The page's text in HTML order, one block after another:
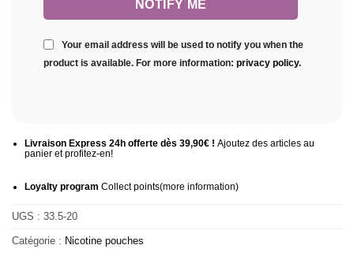
Your email address will be used to notify you when the
product is available. For more information: privacy policy.
Livraison Express 24h offerte dès 39,90€ ! Ajoutez des articles au
panier et profitez-en!
Loyalty program Collect points(more information)
UGS : 33.5-20
Catégorie : Nicotine pouches